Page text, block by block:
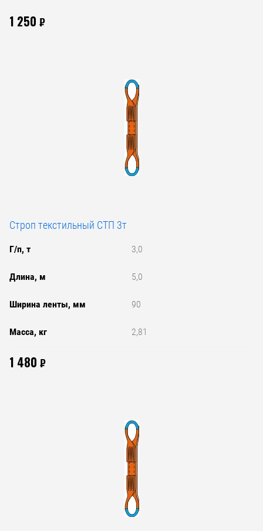
1 250 ₽
Строп текстильный СТП 3т
Г/п, т 3,0
Длина, м 5,0
Ширина ленты, мм 90
Масса, кг 2,81
1 480 ₽